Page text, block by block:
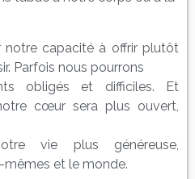
notre capacité à offrir plutôt
Parfois nous pourrons
obligés et difficiles. Et
cœur sera plus ouvert,
vie plus généreuse,
et le monde.